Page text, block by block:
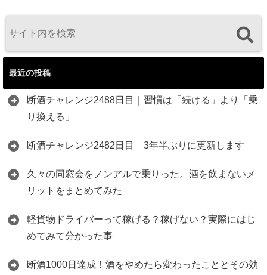
最近の投稿
断酒チャレンジ2488日目｜習慣は「続ける」より「乗
り換える」
断酒チャレンジ2482日目 3年半ぶりに更新します
久々の同窓会をノンアルで乗りった。酒を飲まないメ
リットをまとめてみた
軽貨物ドライバーって稼げる？稼げない？実際にはじ
めてみて分かった事
断酒1000日達成！酒をやめたら変わったこととその効